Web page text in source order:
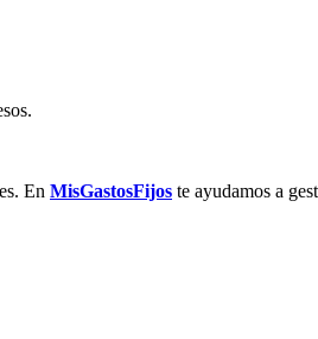
En MisGastosFijos te ayudamos a